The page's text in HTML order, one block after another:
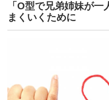
「O型で兄弟姉妹が
まくいくために